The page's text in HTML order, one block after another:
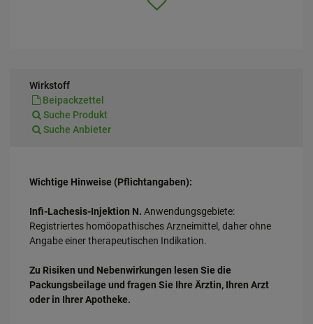
Wirkstoff
Beipackzettel
Suche Produkt
Suche Anbieter
Wichtige Hinweise (Pflichtangaben):
Infi-Lachesis-Injektion N. Anwendungsgebiete:
Registriertes homöopathisches Arzneimittel, daher ohne
Angabe einer therapeutischen Indikation.
Zu Risiken und Nebenwirkungen lesen Sie die
Packungsbeilage und fragen Sie Ihre Ärztin, Ihren Arzt
oder in Ihrer Apotheke.